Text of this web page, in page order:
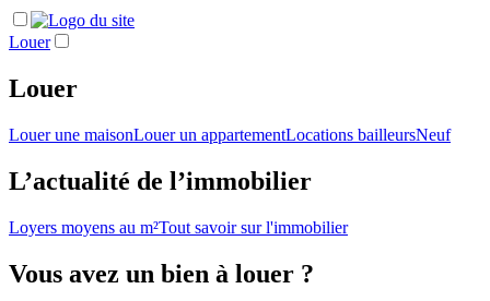
Louer
Louer
Louer une maisonLouer un appartementLocations bailleursNeuf
L’actualité de l’immobilier
Loyers moyens au m²Tout savoir sur l'immobilier
Vous avez un bien à louer ?